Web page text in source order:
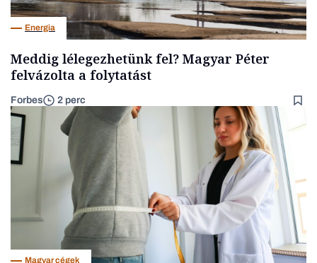
Energia
Meddig lélegezhetünk fel? Magyar Péter
felvázolta a folytatást
Forbes 2 perc
Magyar cégek